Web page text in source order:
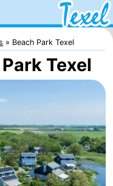
Beach Park Texel
Texel